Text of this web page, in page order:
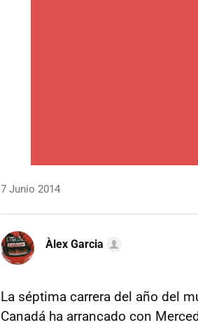
7 Junio 2014
Àlex Garcia
La séptima carrera del año del
Canadá ha arrancado con